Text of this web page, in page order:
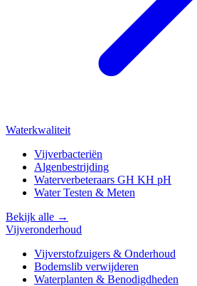
Waterkwaliteit
Vijverbacteriën
Algenbestrijding
Waterverbeteraars GH KH pH
Water Testen & Meten
Bekijk alle →
Vijveronderhoud
Vijverstofzuigers & Onderhoud
Bodemslib verwijderen
Waterplanten & Benodigdheden